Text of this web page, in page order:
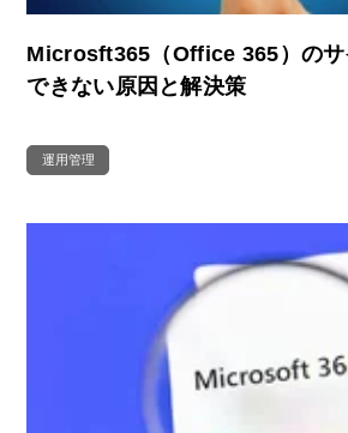
Microsft365（Office 365）のサ
できない原因と解決策
運用管理